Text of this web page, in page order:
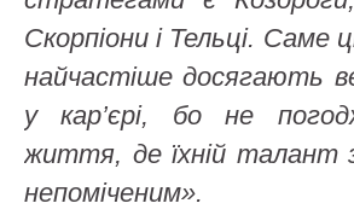
Скорпіони і Тельці. Саме
найчастіше досягають
у кар’єрі, бо не
життя, де їхній талант
непоміченим».